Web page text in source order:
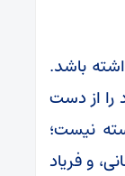
باشد.
را از دست
نیست؛
و فریاد